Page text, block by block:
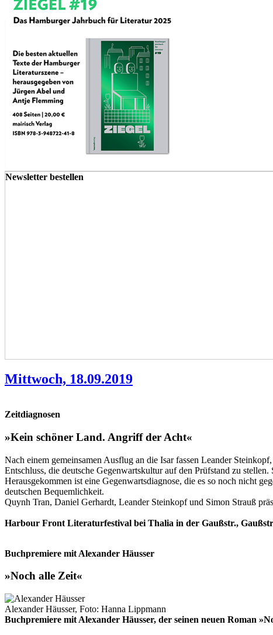
Newsletter bestellen
Mittwoch, 18.09.2019
Zeitdiagnosen
»Kein schöner Land. Angriff der Acht«
Nach einem gemeinsamen Ausflug an die Isar fassen Leander
Entschluss, die deutsche Gegenwartskultur auf den Prüfstand zu
Herausgekommen ist eine Gegenwartsdiagnose, die es so noch nicht
deutschen Bequemlichkeit.
Quynh Tran, Daniel Gerhardt, Leander Steinkopf und Simon Strauß
Harbour Front Literaturfestival bei Thalia in der Gaußstr.,
Buchpremiere mit Alexander Häusser
»Noch alle Zeit«
Alexander Häusser, Foto: Hanna Lippmann
Buchpremiere mit Alexander Häusser, der seinen neuen Roman